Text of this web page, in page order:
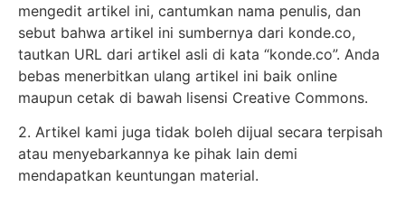
mengedit artikel ini, cantumkan nama penulis, dan
sebut bahwa artikel ini sumbernya dari konde.co,
tautkan URL dari artikel asli di kata “konde.co”. Anda
bebas menerbitkan ulang artikel ini baik online
maupun cetak di bawah lisensi Creative Commons.
2. Artikel kami juga tidak boleh dijual secara terpisah
atau menyebarkannya ke pihak lain demi
mendapatkan keuntungan material.